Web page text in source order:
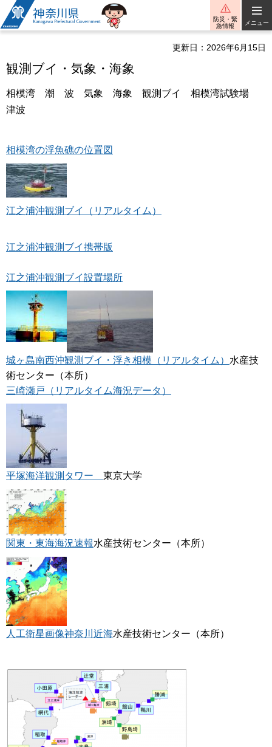
神奈川県
防災・緊
急情報
メニュー
更新日：2026年6月15日
観測ブイ・気象・海象
相模湾 潮 波 気象 海象 観測ブイ 相模湾試験場
津波
相模湾の浮魚礁の位置図
江之浦沖観測ブイ（リアルタイム）
江之浦沖観測ブイ携帯版
江之浦沖観測ブイ設置場所
城ヶ島南西沖観測ブイ・浮き相模（リアルタイム） 水産技
術センター（本所）
三崎瀬戸（リアルタイム海況データ）
平塚海洋観測タワー 東京大学
関東・東海海況速報水産技術センター（本所）
人工衛星画像神奈川近海水産技術センター（本所）